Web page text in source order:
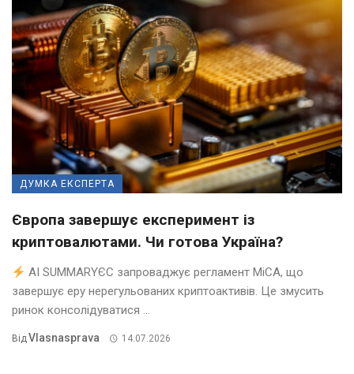
ДУМКА ЕКСПЕРТА
Європа завершує експеримент із
криптовалютами. Чи готова Україна?
AI SUMMARYЄС запроваджує регламент MiCA, що
завершує еру нерегульованих криптоактивів. Це змусить
ринок консолідуватися ...
ВідVlasnasprava 14.07.2026